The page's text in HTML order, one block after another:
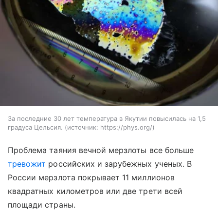
За последние 30 лет температура в Якутии повысилась на 1,5
градуса Цельсия.
источник: https://phys.org/
Проблема таяния вечной мерзлоты все больше
тревожит российских и зарубежных ученых. В
России мерзлота покрывает 11 миллионов
квадратных километров или две трети всей
площади страны.